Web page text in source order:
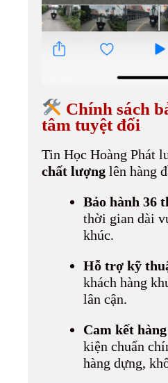
Chính sách
tâm tuyệt đối
Tin Học Hoàng Phát
chất lượng lên hàng
Bảo hành 36
thời gian dài
khúc.
Hỗ trợ kỹ
khách hàng
lân cận.
Cam kết
kiện chuẩn
hàng dựng,